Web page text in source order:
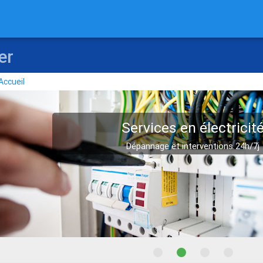
Services en
Dépannage et interventions 24h/7j